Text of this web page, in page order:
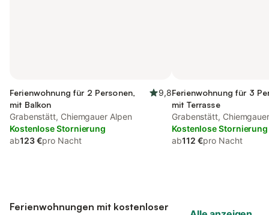
Ferienwohnung für 2 Personen,
mit Balkon
9,8
Grabenstätt, Chiemgauer Alpen
Kostenlose Stornierung
ab123 €pro Nacht
Ferienwohnung für 3
mit Terrasse
Grabenstätt,
Kostenlose Stornierung
ab112 €pro Nacht
Ferienwohnungen mit kostenloser